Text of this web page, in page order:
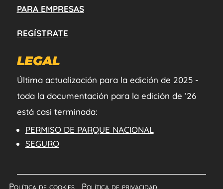
PARA EMPRESAS
REGÍSTRATE
LEGAL
Última actualización para la edición de 2025 -
toda la documentación para la edición de ’26
está casi terminada:
PERMISO DE PARQUE NACIONAL
SEGURO
Política de cookies| Política de privacidad